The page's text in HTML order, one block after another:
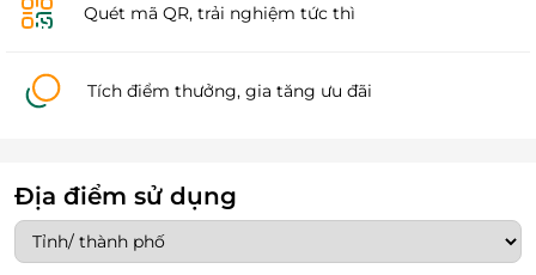
Quét mã QR, trải nghiệm tức thì
Tích điểm thưởng, gia tăng ưu đãi
Địa điểm sử dụng